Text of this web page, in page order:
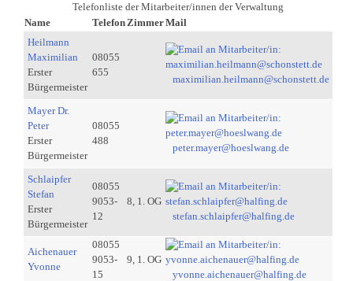
Telefonliste der Mitarbeiter/innen der Verwaltung
Name
Telefon ZimmerMail
Heilmann
Maximilian
Erster
Bürgermeister
08055
655
maximilian.heilmann@schonstett.de
Mayer Dr.
Peter
Erster
Bürgermeister
08055
488
peter.mayer@hoeslwang.de
Schlaipfer
Stefan
Erster
Bürgermeister
08055
9053-
12
8, 1. OG
stefan.schlaipfer@halfing.de
Aichenauer
Yvonne
08055
9053-
15
9, 1. OG
yvonne.aichenauer@halfing.de